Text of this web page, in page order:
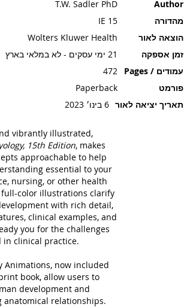
Author
T.W. Sadler PhD
מהדורה
15 IE
הוצאה לאור
Wolters Kluwer Health
זמן אספקה
21 ימי עסקים - לא במלאי בארץ
עמודים / Pages
472
פורמט
Paperback
תאריך יציאה לאור 6 בינו׳ 2023
vibrantly illustrated,
15th Edition, makes
approachable to help
essential to your
nursing, or other health
color illustrations clarify
with rich detail,
clinical examples, and
you for the challenges
in clinical practice.
Animations, now included
book, allow users to
development and
anatomical relationships.